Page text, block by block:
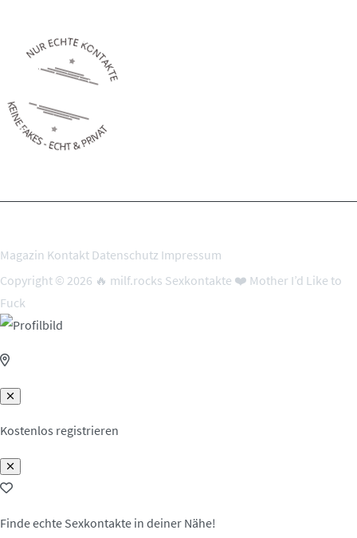
Magazin Kontakt Datenschutz Impressum
Copyright © 2026 🔥 milf.rocks Sexkontakte ❤️ Mother I’d Like to
Fuck
Kostenlos registrieren
Finde echte Sexkontakte in deiner Nähe!